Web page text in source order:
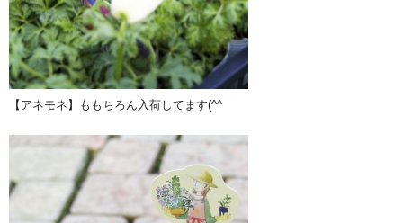
【アネモネ】ももちろん入荷してます(^^ゞ